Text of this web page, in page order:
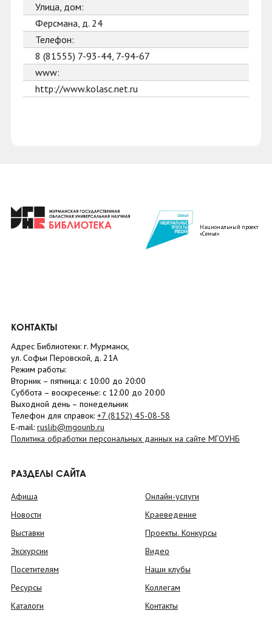
Улица, дом:
Ферсмана, д. 24
Телефон:
8 (81555) 7-93-44, 7-94-67
www:
http://www.kolasc.net.ru
Национальный проект
«Семья»
КОНТАКТЫ
Адрес Библиотеки: г. Мурманск,
ул. Софьи Перовской, д. 21А
Режим работы:
Вторник – пятница: с 10:00 до 20:00
Суббота – воскресенье: c 12:00 до 20:00
Выходной день – понедельник
Телефон для справок: +7 (8152) 45-08-58
E-mail: ruslib@mgounb.ru
Политика обработки персональных данных на сайте МГОУНБ
РАЗДЕЛЫ САЙТА
Афиша
Новости
Выставки
Экскурсии
Посетителям
Ресурсы
Каталоги
Онлайн-услуги
Краеведение
Проекты. Конкурсы
Видео
Наши клубы
Коллегам
Контакты